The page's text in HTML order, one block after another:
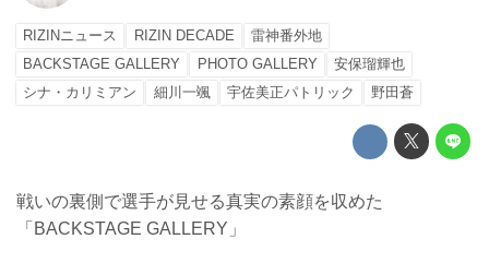
RIZINニュース RIZIN DECADE
雷神番外地
BACKSTAGE GALLERY
PHOTO GALLERY
安保瑠輝也
シナ・カリミアン
細川一颯 宇佐美正パトリック 野田蒼
戦いの裏側で選手が見せる真実の素顔を収めた
「BACKSTAGE GALLERY」